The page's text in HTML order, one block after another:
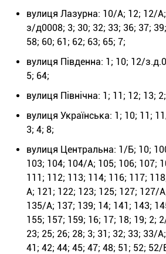
вулиця Лазурна: 10/А; 12; 12/
з/д0008; 3; 30; 32; 33; 36; 37;
58; 60; 61; 62; 63; 65; 7;
вулиця Південна: 1; 10; 12/
5; 64;
вулиця Північна: 1; 11; 12; 13;
вулиця Українська: 1; 10; 11;
3; 4; 8;
вулиця Центральна: 1/Б; 10;
103; 104; 104/А; 105; 106; 107;
111; 112; 113; 114; 116; 117;
А; 121; 122; 123; 125; 127; 127/
135/А; 137; 139; 14; 141; 143;
155; 157; 159; 16; 17; 18; 19; 2;
23; 25; 26; 28; 3; 31; 32; 33; 33/
41; 42; 44; 45; 47; 48; 51; 52;